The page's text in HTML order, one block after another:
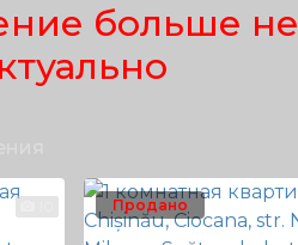
больше не
Продано